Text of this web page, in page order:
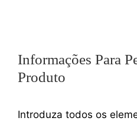
Informações Para
Produto
Introduza todos os